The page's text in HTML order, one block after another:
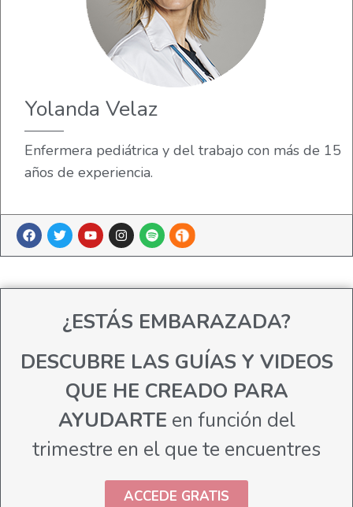
Yolanda Velaz
Enfermera pediátrica y del trabajo con más de 15
años de experiencia.
¿ESTÁS EMBARAZADA?
DESCUBRE LAS GUÍAS Y VIDEOS
QUE HE CREADO PARA
AYUDARTE en función del
trimestre en el que te encuentres
ACCEDE GRATIS